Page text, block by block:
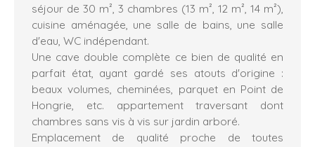
séjour de 30 m², 3 chambres (13 m², 12 m², 14 m²),
cuisine aménagée, une salle de bains, une salle
d'eau, WC indépendant.
Une cave double complète ce bien de qualité en
parfait état, ayant gardé ses atouts d'origine :
beaux volumes, cheminées, parquet en Point de
Hongrie, etc. appartement traversant dont
chambres sans vis à vis sur jardin arboré.
Emplacement de qualité proche de toutes